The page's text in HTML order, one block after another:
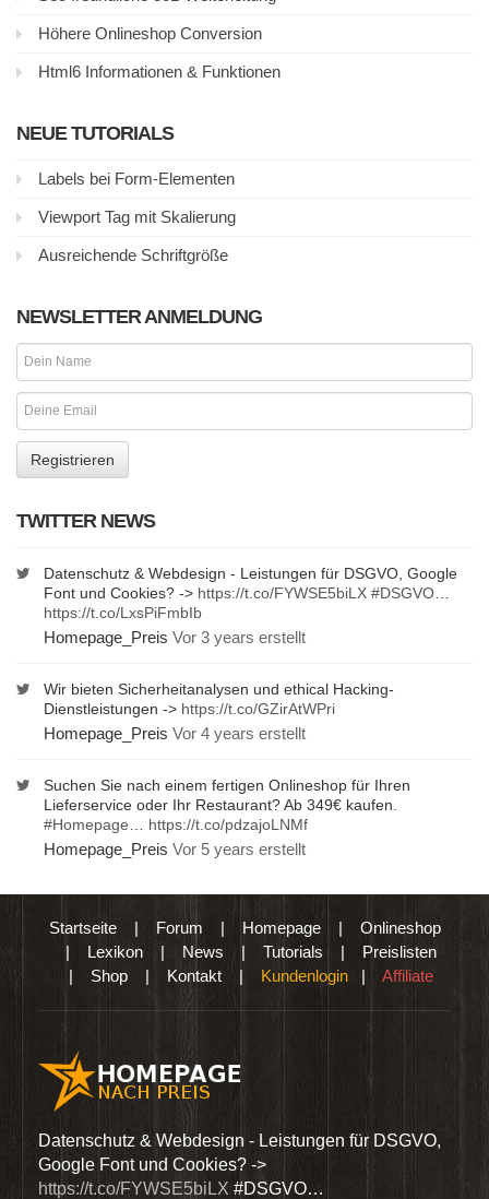
Höhere Onlineshop Conversion
Html6 Informationen & Funktionen
NEUE TUTORIALS
Labels bei Form-Elementen
Viewport Tag mit Skalierung
Ausreichende Schriftgröße
NEWSLETTER ANMELDUNG
TWITTER NEWS
Datenschutz & Webdesign - Leistungen für DSGVO, Google
Font und Cookies? -> https://t.co/FYWSE5biLX #DSGVO
https://t.co/LxsPiFmbIb
Homepage_Preis Vor 3 years erstellt
Wir bieten Sicherheitanalysen und ethical Hacking-
Dienstleistungen -> https://t.co/GZirAtWPri
Homepage_Preis Vor 4 years erstellt
Suchen Sie nach einem fertigen Onlineshop für Ihren
Lieferservice oder Ihr Restaurant? Ab 349€ kaufen.
#Homepage
https://t.co/pdzajoLNMf
Homepage_Preis Vor 5 years erstellt
Startseite| Forum | Homepage| Onlineshop
| Lexikon | News | Tutorials | Preislisten
| Shop | Kontakt | Kundenlogin | Affiliate
Datenschutz & Webdesign - Leistungen für DSGVO,
Google Font und Cookies? ->
https://t.co/FYWSE5biLX #DSGVO…